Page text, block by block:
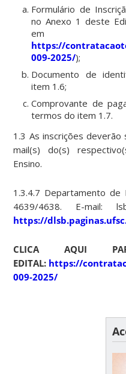
Formulário de
no Anexo 1 deste
em
https://
009-2025/);
Documento de
item 1.6;
Comprovante de
termos do item 1.7.
1.3 As inscrições
mail(s) do(s)
Ensino.
1.3.4.7 Departamento
4639/4638. E-mail:
https://
CLICA AQUI
EDITAL: https://
009-2025/